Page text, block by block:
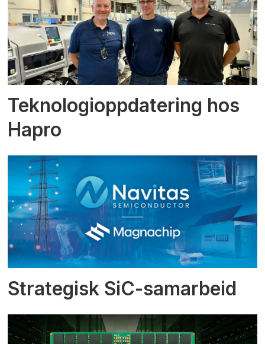
Teknologioppdatering hos
Hapro
Strategisk SiC-samarbeid